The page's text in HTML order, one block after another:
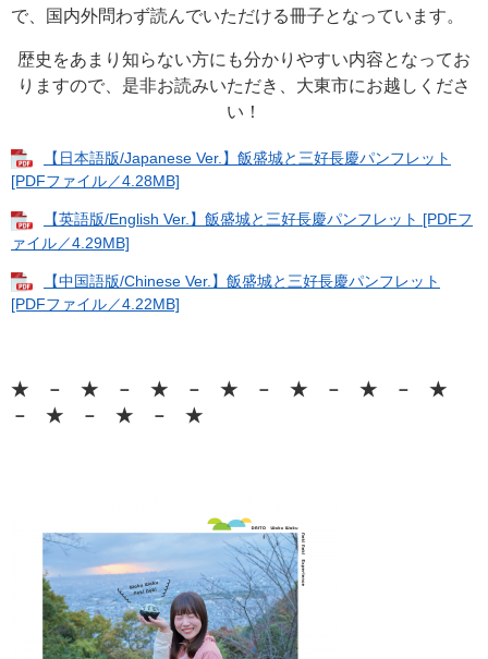
で、国内外問わず読んでいただける冊子となっています。
歴史をあまり知らない方にも分かりやすい内容となってお
りますので、是非お読みいただき、大東市にお越しくださ
い！
【日本語版/Japanese Ver.】飯盛城と三好長慶パンフレット
[PDFファイル／4.28MB]
【英語版/English Ver.】飯盛城と三好長慶パンフレット [PDFフ
ァイル／4.29MB]
【中国語版/Chinese Ver.】飯盛城と三好長慶パンフレット
[PDFファイル／4.22MB]
★ － ★ － ★ － ★ － ★ － ★ － ★
－ ★ － ★ － ★